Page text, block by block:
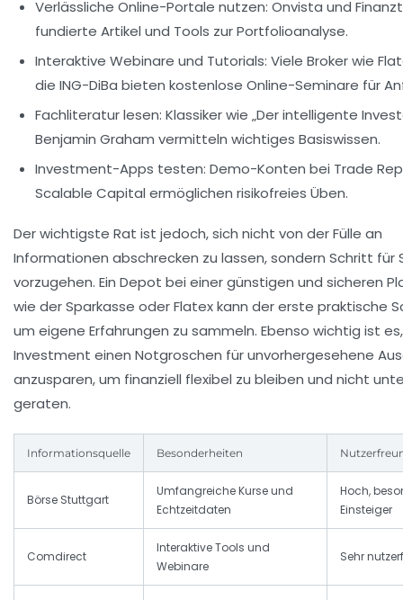
Verlässliche Online-Portale nutzen: Onvista und
fundierte Artikel und Tools zur Portfolioanalyse.
Interaktive Webinare und Tutorials: Viele Broker wie
die ING-DiBa bieten kostenlose Online-Seminare für
Fachliteratur lesen: Klassiker wie „Der intelligente
Benjamin Graham vermitteln wichtiges Basiswissen.
Investment-Apps testen: Demo-Konten bei Trade
Scalable Capital ermöglichen risikofreies Üben.
Der wichtigste Rat ist jedoch, sich nicht von der Fülle an
Informationen abschrecken zu lassen, sondern Schritt für
vorzugehen. Ein Depot bei einer günstigen und sicheren
wie der Sparkasse oder Flatex kann der erste praktische
um eigene Erfahrungen zu sammeln. Ebenso wichtig ist
Investment einen Notgroschen für unvorhergesehene
anzusparen, um finanziell flexibel zu bleiben und nicht
geraten.
Informationsquelle Besonderheiten
Börse Stuttgart
Umfangreiche Kurse und
Echtzeitdaten
Hoch,
Einsteiger
Comdirect
Interaktive Tools und
Webinare
Sehr